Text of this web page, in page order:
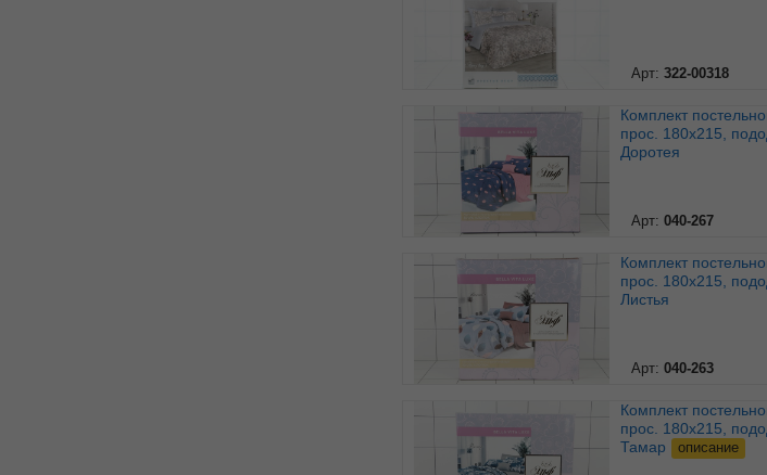
Арт: 322-00318
Комплект постельного белья Белла Вита Люкс 2, 0с
прос. 180х215,
Доротея
Арт: 040-267
Комплект постельного белья Белла Вита Люкс 2, 0с
прос. 180х215,
Листья
Арт: 040-263
Комплект постельного белья Белла Вита Люкс 2, 0с
прос. 180х215,
Тамар
описание